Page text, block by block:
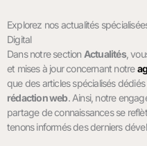
Explorez nos actualités
Digital
Dans notre section Actualités,
et mises à jour concernant notre
que des articles spécialisés dédiés
rédaction web. Ainsi, notre
partage de connaissances se
tenons informés des derniers